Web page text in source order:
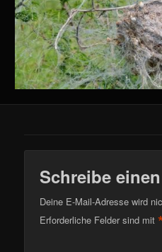
Schreibe
Deine E-Mail-Adresse wird
Erforderliche Felder sind mit